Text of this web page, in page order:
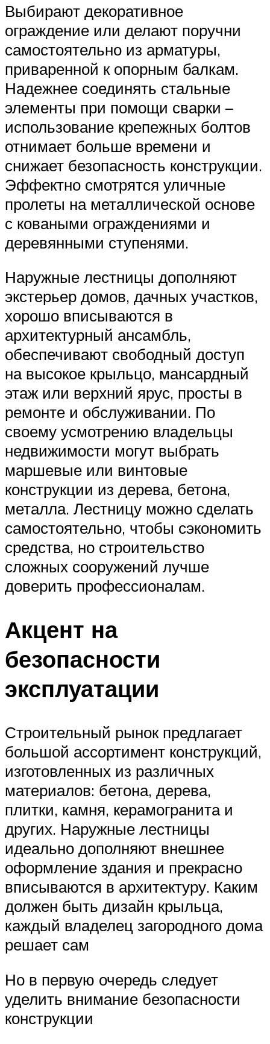
Выбирают декоративное
ограждение или делают поручни
самостоятельно из арматуры,
приваренной к опорным балкам.
Надежнее соединять стальные
элементы при помощи сварки –
использование крепежных болтов
отнимает больше времени и
снижает безопасность конструкции.
Эффектно смотрятся уличные
пролеты на металлической основе
с коваными ограждениями и
деревянными ступенями.
Наружные лестницы дополняют
экстерьер домов, дачных участков,
хорошо вписываются в
архитектурный ансамбль,
обеспечивают свободный доступ
на высокое крыльцо, мансардный
этаж или верхний ярус, просты в
ремонте и обслуживании. По
своему усмотрению владельцы
недвижимости могут выбрать
маршевые или винтовые
конструкции из дерева, бетона,
металла. Лестницу можно сделать
самостоятельно, чтобы сэкономить
средства, но строительство
сложных сооружений лучше
доверить профессионалам.
Акцент на
безопасности
эксплуатации
Строительный рынок предлагает
большой ассортимент конструкций,
изготовленных из различных
материалов: бетона, дерева,
плитки, камня, керамогранита и
других. Наружные лестницы
идеально дополняют внешнее
оформление здания и прекрасно
вписываются в архитектуру. Каким
должен быть дизайн крыльца,
каждый владелец загородного дома
решает сам
Но в первую очередь следует
уделить внимание безопасности
конструкции